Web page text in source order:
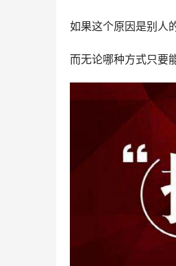
如果这个原因是别人
而无论哪种方式只要